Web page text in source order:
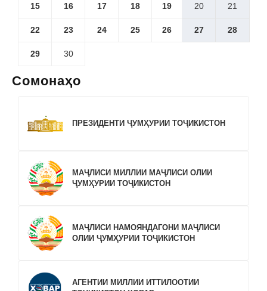
15 16 17 18 19 20 21
22 23 24 25 26 27 28
29 30
Сомонаҳо
ПРЕЗИДЕНТИ ҶУМҲУРИИ ТОҶИКИСТОН
МАҶЛИСИ МИЛЛИИ МАҶЛИСИ ОЛИИ
ҶУМҲУРИИ ТОҶИКИСТОН
МАҶЛИСИ НАМОЯНДАГОНИ МАҶЛИСИ
ОЛИИ ҶУМҲУРИИ ТОҶИКИСТОН
АГЕНТИИ МИЛЛИИ ИТТИЛООТИИ